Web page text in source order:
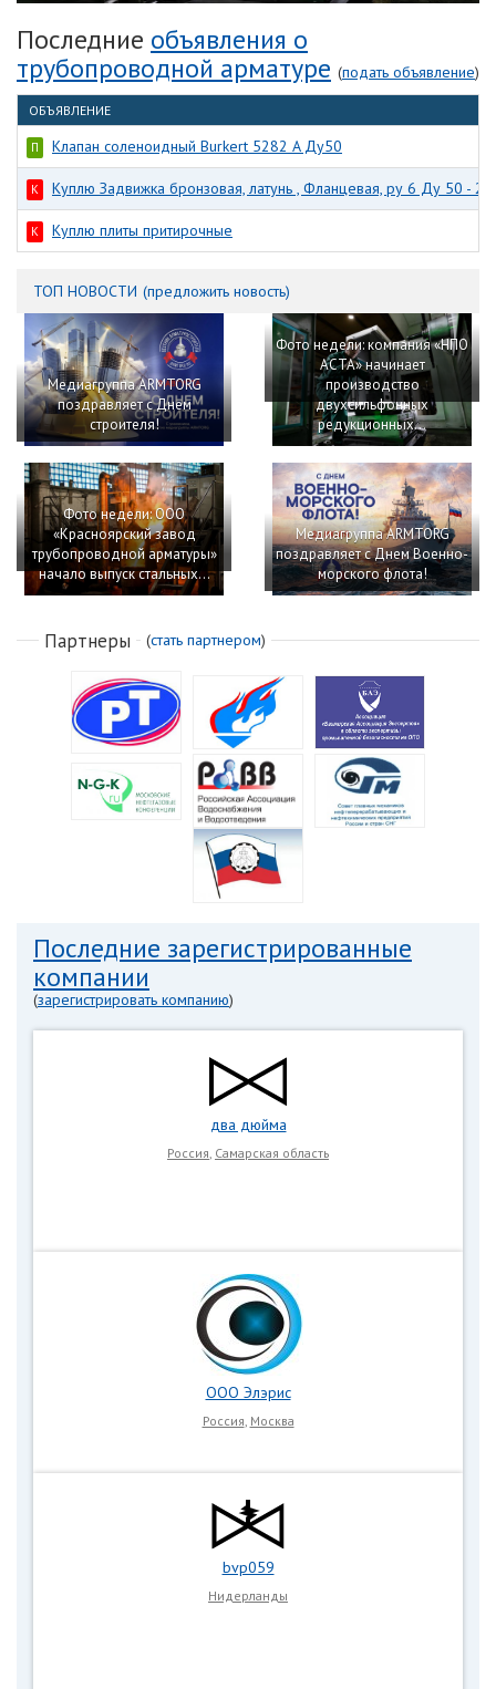
Последние объявления о
трубопроводной арматуре (подать объявление)
ОБЪЯВЛЕНИЕ
П Клапан соленоидный Burkert 5282 A Ду50
К Куплю Задвижка бронзовая, латунь , Фланцевая, ру 6 Ду 50
К Куплю плиты притирочные
ТОП НОВОСТИ (предложить новость)
Медиагруппа ARMTORG
поздравляет с Днем
строителя!
Фото недели: компания «НПО
АСТА» начинает
производство
двухсильфонных
редукционных...
Фото недели: ООО
«Красноярский завод
трубопроводной арматуры»
начало выпуск стальных...
Медиагруппа ARMTORG
поздравляет с Днем Военно-
морского флота!
Партнеры (стать партнером)
Последние зарегистрированные
компании
(зарегистрировать компанию)
два дюйма
Россия Самарская область
ООО Элэрис
Россия Москва
bvp059
Нидерланды